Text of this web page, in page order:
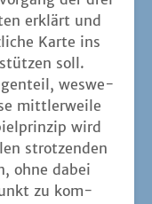
ist vie­les
sich dann
pur.
auch, weil ich
muss –
Unter­fan­gen
muss. Also